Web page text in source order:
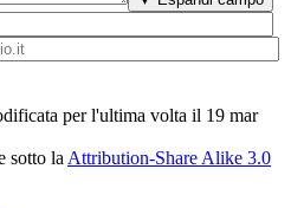
per l'ultima volta il 19 mar
sotto laAttribution-Share Alike 3.0